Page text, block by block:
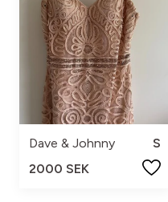
Dave & Johnny
S
2000 SEK